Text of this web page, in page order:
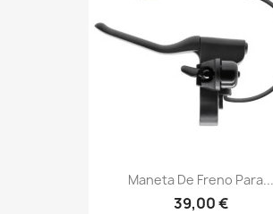
Maneta De Freno Para...
39,00 €